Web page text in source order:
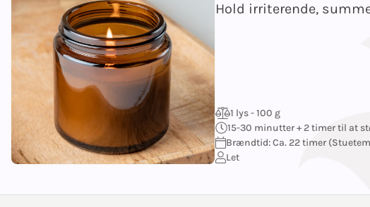
Hold irriterende,
1 lys - 100 g
15-30 minutter + 2 timer til at
Brændtid: Ca. 22 timer
Let